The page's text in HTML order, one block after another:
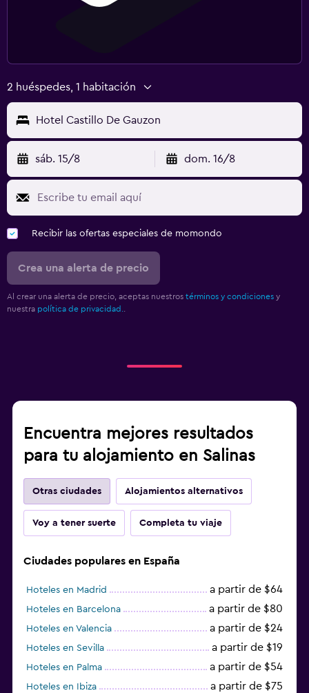
Fax/fotocopiadora
2 huéspedes, 1 habitación
Hotel Castillo De Gauzon
sáb. 15/8 dom. 16/8
Recibir las ofertas especiales de momondo
Crea una alerta de precio
Al crear una alerta de precio, aceptas nuestros términos y condiciones y
nuestra política de privacidad.
Encuentra mejores resultados
para tu alojamiento en Salinas
Otras ciudades Alojamientos alternativos
Voy a tener suerte Completa tu viaje
Ciudades populares en España
Hoteles en Madrid a partir de $64
Hoteles en Barcelona a partir de $80
Hoteles en Valencia a partir de $24
Hoteles en Sevilla a partir de $19
Hoteles en Palma a partir de $54
Hoteles en Ibiza a partir de $75